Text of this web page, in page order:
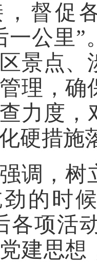
，督促
一公里
景点、
理，确
力度，
硬措施
调，树
劲的时
各项活
建思想